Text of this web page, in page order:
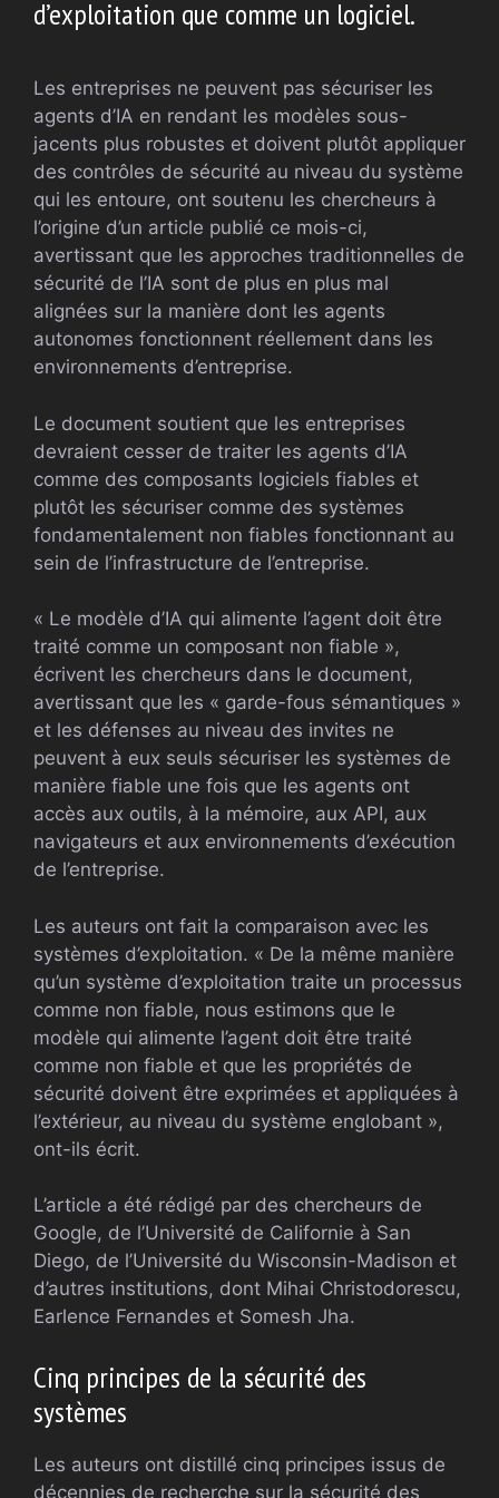
d’exploitation que comme un logiciel.
Les entreprises ne peuvent pas sécuriser les
agents d’IA en rendant les modèles sous-
jacents plus robustes et doivent plutôt appliquer
des contrôles de sécurité au niveau du système
qui les entoure, ont soutenu les chercheurs à
l’origine d’un article publié ce mois-ci,
avertissant que les approches traditionnelles de
sécurité de l’IA sont de plus en plus mal
alignées sur la manière dont les agents
autonomes fonctionnent réellement dans les
environnements d’entreprise.
Le document soutient que les entreprises
devraient cesser de traiter les agents d’IA
comme des composants logiciels fiables et
plutôt les sécuriser comme des systèmes
fondamentalement non fiables fonctionnant au
sein de l’infrastructure de l’entreprise.
« Le modèle d’IA qui alimente l’agent doit être
traité comme un composant non fiable »,
écrivent les chercheurs dans le document,
avertissant que les « garde-fous sémantiques »
et les défenses au niveau des invites ne
peuvent à eux seuls sécuriser les systèmes de
manière fiable une fois que les agents ont
accès aux outils, à la mémoire, aux API, aux
navigateurs et aux environnements d’exécution
de l’entreprise.
Les auteurs ont fait la comparaison avec les
systèmes d’exploitation. « De la même manière
qu’un système d’exploitation traite un processus
comme non fiable, nous estimons que le
modèle qui alimente l’agent doit être traité
comme non fiable et que les propriétés de
sécurité doivent être exprimées et appliquées à
l’extérieur, au niveau du système englobant »,
ont-ils écrit.
L’article a été rédigé par des chercheurs de
Google, de l’Université de Californie à San
Diego, de l’Université du Wisconsin-Madison et
d’autres institutions, dont Mihai Christodorescu,
Earlence Fernandes et Somesh Jha.
Cinq principes de la sécurité des
systèmes
Les auteurs ont distillé cinq principes issus de
décennies de recherche sur la sécurité des